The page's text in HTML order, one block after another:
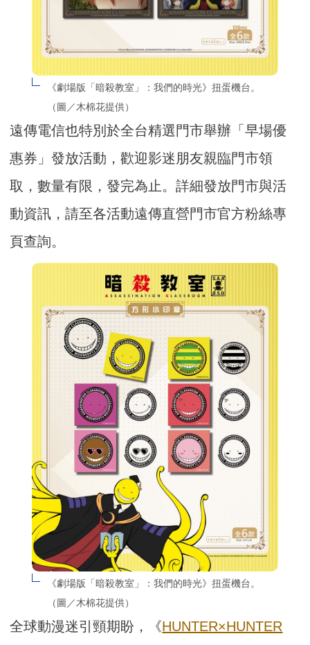
《劇場版「暗殺教室」：我們的時光》扭蛋機台。
（圖／木棉花提供）
遠傳電信也特別於全台精選門市舉辦「早場優
惠券」發放活動，歡迎影迷朋友親臨門市領
取，數量有限，發完為止。詳細發放門市與活
動資訊，請至各活動遠傳直營門市官方粉絲專
頁查詢。
《劇場版「暗殺教室」：我們的時光》扭蛋機台。
（圖／木棉花提供）
全球動漫迷引頸期盼，《HUNTER×HUNTER